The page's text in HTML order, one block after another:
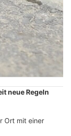
neue Regeln
Ort mit einer